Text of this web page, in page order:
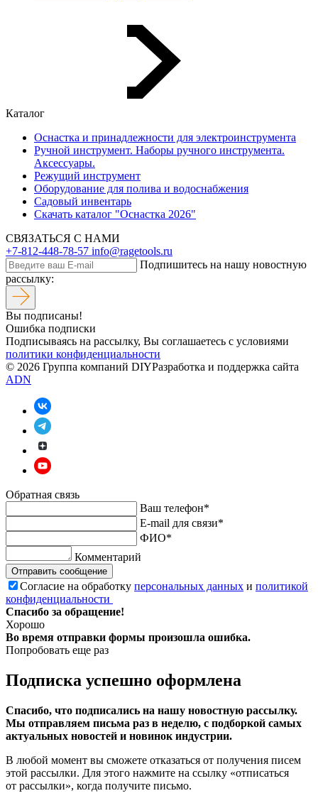
Каталог
Оснастка и принадлежности для электроинструмента
Ручной инструмент. Наборы ручного инструмента.
Аксессуары.
Режущий инструмент
Оборудование для полива и водоснабжения
Садовый инвентарь
Скачать каталог "Оснастка 2026"
СВЯЗАТЬСЯ С НАМИ
+7-812-448-78-57 info@ragetools.ru
Подпишитесь на нашу новостную
рассылку:
Вы подписаны!
Ошибка подписки
Подписываясь на рассылку, Вы соглашаетесь c условиями
политики конфиденциальности
© 2026 Группа компаний DIYРазработка и поддержка сайта
ADN
Обратная связь
Ваш телефон*
E-mail для связи*
ФИО*
Комментарий
Отправить сообщение
Согласие на обработку персональных данных и политикой
конфиденциальности
Спасибо за обращение!
Хорошо
Во время отправки формы произошла ошибка.
Попробовать еще раз
Подписка успешно оформлена
Спасибо, что подписались на нашу новостную рассылку.
Мы отправляем письма раз в неделю, с подборкой самых
актуальных новостей и новинок индустрии.
В любой момент вы сможете отказаться от получения писем
этой рассылки. Для этого нажмите на ссылку «отписаться
от рассылки», когда получите письмо.